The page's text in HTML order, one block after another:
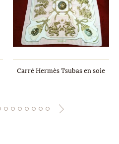
Carré Hermès Tsubas en soie